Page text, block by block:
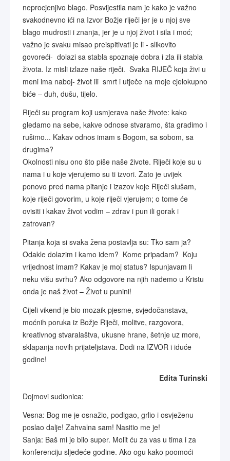
neprocjenjivo blago. Posvijestila nam je kako je važno
svakodnevno ići na Izvor Božje riječi jer je u njoj sve
blago mudrosti i znanja, jer je u njoj život i sila i moć;
važno je svaku misao preispitivati je li - slikovito
govoreći- dolazi sa stabla spoznaje dobra i zla ili stabla
života. Iz misli izlaze naše riječi. Svaka RIJEČ koja živi u
meni ima naboj- život ili smrt i utječe na moje cjelokupno
biće – duh, dušu, tijelo.
Riječi su program koji usmjerava naše živote: kako
gledamo na sebe, kakve odnose stvaramo, šta gradimo i
rušimo... Kakav odnos imam s Bogom, sa sobom, sa
drugima?
Okolnosti nisu ono što piše naše živote. Riječi koje su u
nama i u koje vjerujemo su ti izvori. Zato je uvijek
ponovo pred nama pitanje i izazov koje Riječi slušam,
koje riječi govorim, u koje riječi vjerujem; o tome će
ovisiti i kakav život vodim – zdrav i pun ili gorak i
zatrovan?
Pitanja koja si svaka žena postavlja su: Tko sam ja?
Odakle dolazim i kamo idem? Kome pripadam? Koju
vrijednost imam? Kakav je moj status? Ispunjavam li
neku višu svrhu? Ako odgovore na njih nađemo u Kristu
onda je naš život – Život u punini!
Cijeli vikend je bio mozaik pjesme, svjedočanstava,
moćnih poruka iz Božje Riječi, molitve, razgovora,
kreativnog stvaralaštva, ukusne hrane, šetnje uz more,
sklapanja novih prijateljstava. Dođi na IZVOR i iduće
godine!
Edita Turinski
Dojmovi sudionica:
Vesna: Bog me je osnažio, podigao, grlio i osvježenu
poslao dalje! Zahvalna sam! Nasitio me je!
Sanja: Baš mi je bilo super. Molit ću za vas u tima i za
konferenciju sljedeće godine. Ako ogu kako poomoći